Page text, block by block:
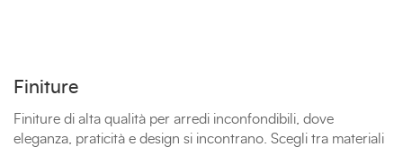
Finiture
Finiture di alta qualità per arredi inconfondibili, dove
eleganza, praticità e design si incontrano. Scegli tra materiali